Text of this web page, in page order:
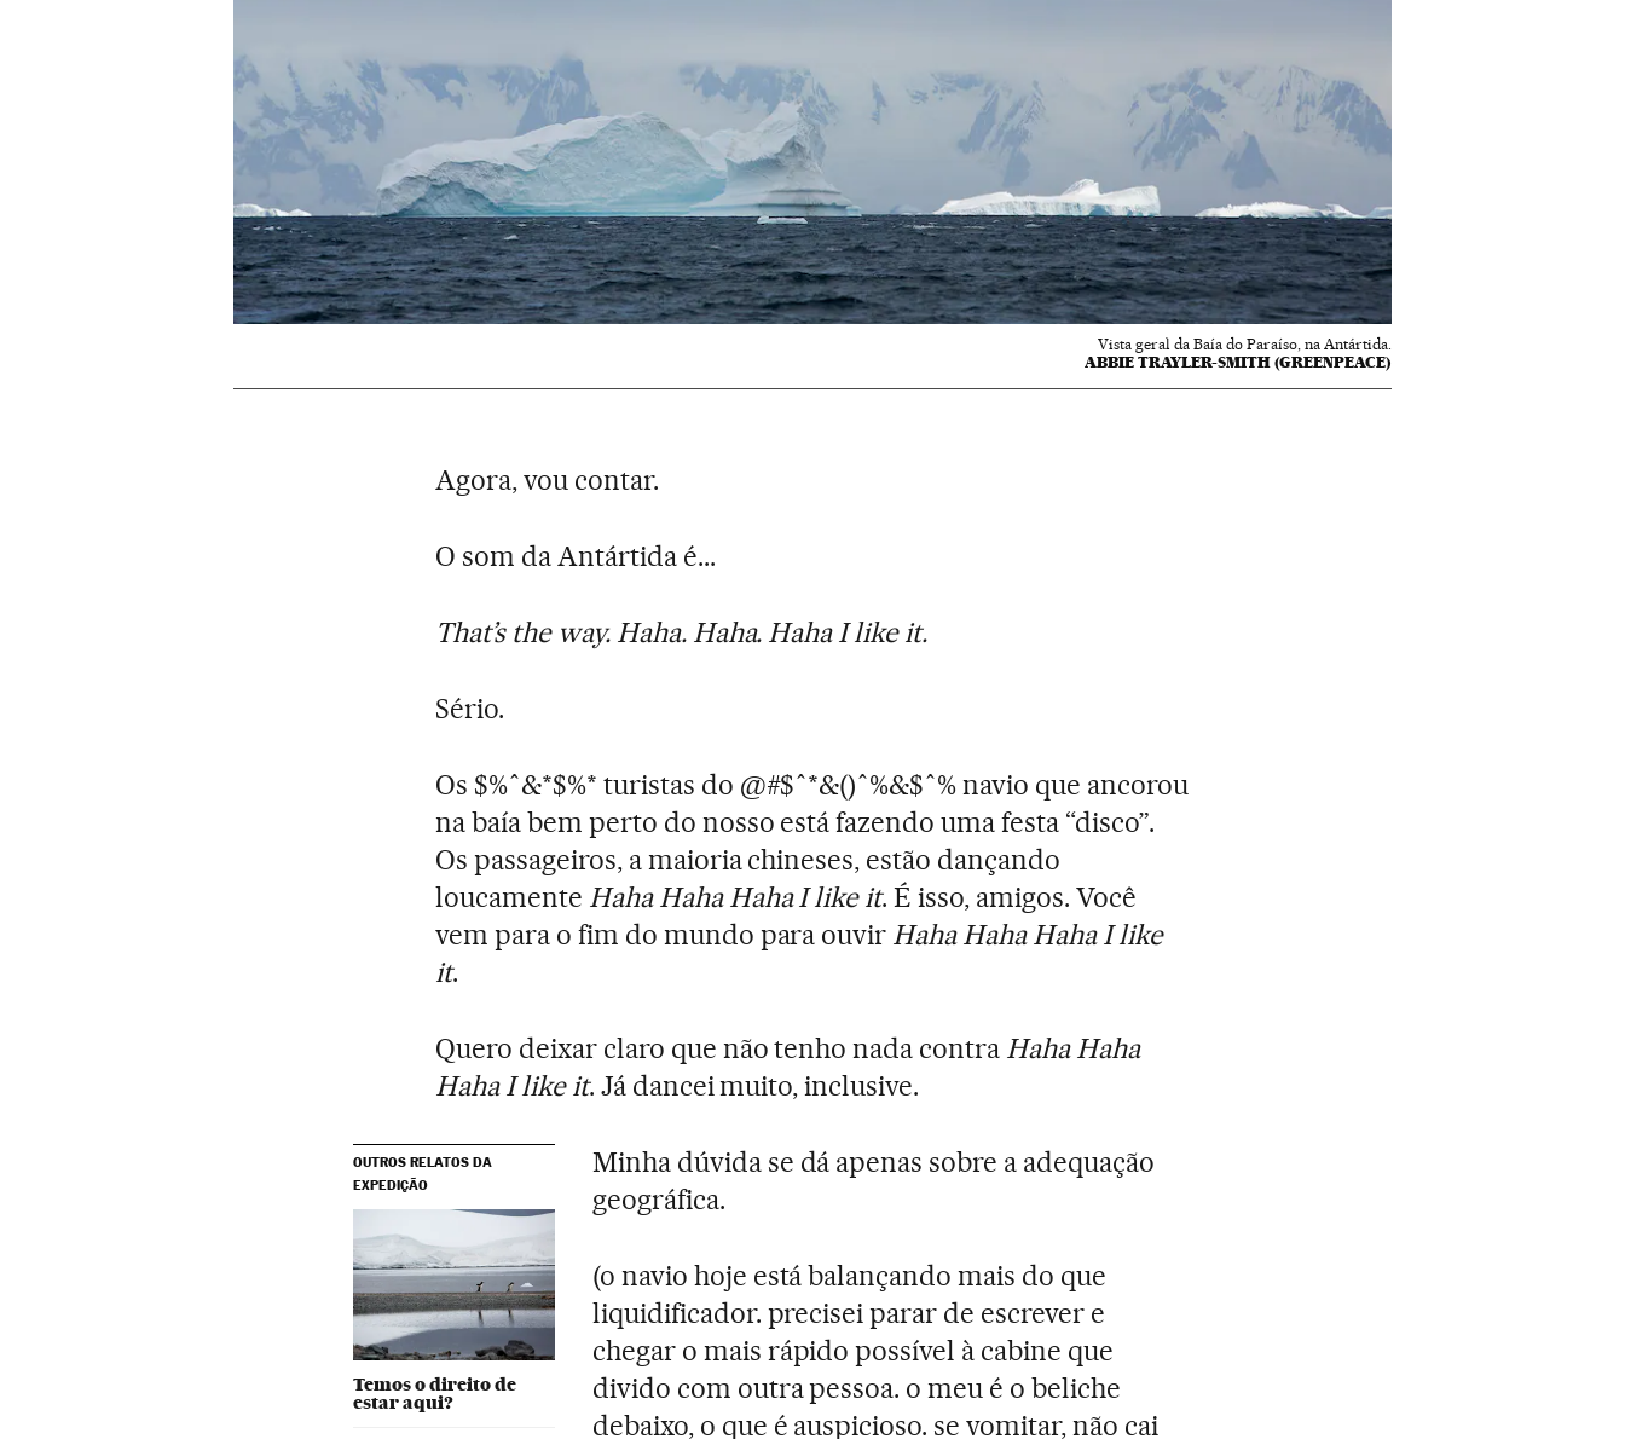
Vista geral da Baía do Paraíso, na Antártida.
ABBIE TRAYLER-SMITH (GREENPEACE)
Agora, vou contar.
O som da Antártida é...
That’s the way. Haha. Haha. Haha I like it.
Sério.
Os $%ˆ&*$%* turistas do @#$ˆ*&()ˆ%&$ˆ% navio que ancorou
na baía bem perto do nosso está fazendo uma festa “disco”.
Os passageiros, a maioria chineses, estão dançando
loucamente Haha Haha Haha I like it. É isso, amigos. Você
vem para o fim do mundo para ouvir Haha Haha Haha I like
it.
Quero deixar claro que não tenho nada contra Haha Haha
Haha I like it. Já dancei muito, inclusive.
OUTROS RELATOS DA
EXPEDIÇÃO
Temos o direito de
estar aqui?
Minha dúvida se dá apenas sobre a adequação
geográfica.
(o navio hoje está balançando mais do que
liquidificador. precisei parar de escrever e
chegar o mais rápido possível à cabine que
divido com outra pessoa. o meu é o beliche
debaixo, o que é auspicioso. se vomitar, não cai